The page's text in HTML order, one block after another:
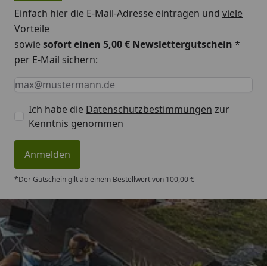
Einfach hier die E-Mail-Adresse eintragen und viele
Vorteile
sowiesofort einen 5,00 € Newslettergutschein *
per E-Mail sichern:
Keine Eingabe erforderlich
Eingabe erforderlich
E-Mail *
Ich habe die Datenschutzbestimmungen zur
Kenntnis genommen
Anmelden
*Der Gutschein gilt ab einem Bestellwert von 100,00 €
Trusted Shops